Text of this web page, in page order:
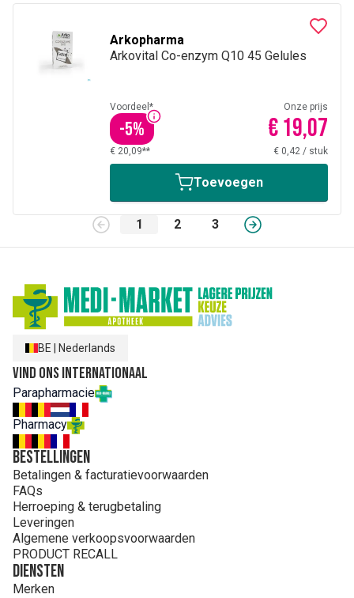
Arkopharma
Arkovital Co-enzym Q10 45 Gelules
Voordeel*
-5%
Onze prijs
€ 19,07
€ 20,09** € 0,42 / stuk
Toevoegen
1 2 3
BE Nederlands
Vind ons internationaal
Parapharmacie
Pharmacy
Bestellingen
Betalingen & facturatievoorwaarden
FAQs
Herroeping & terugbetaling
Leveringen
Algemene verkoopsvoorwaarden
PRODUCT RECALL
Diensten
Merken